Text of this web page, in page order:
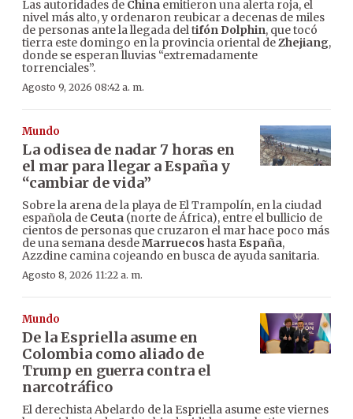
Las autoridades de China emitieron una alerta roja, el
nivel más alto, y ordenaron reubicar a decenas de miles
de personas ante la llegada del tifón Dolphin, que tocó
tierra este domingo en la provincia oriental deZhejiang,
donde se esperan lluvias “extremadamente
torrenciales”.
Agosto 9, 2026 08:42 a. m.
Mundo
La odisea de nadar 7 horas en
el mar para llegar a España y
“cambiar de vida”
Sobre la arena de la playa de El Trampolín, en la ciudad
española de Ceuta (norte de África), entre el bullicio de
cientos de personas que cruzaron el mar hace poco más
de una semana desdeMarruecos hasta España,
Azzdine camina cojeando en busca de ayuda sanitaria.
Agosto 8, 2026 11:22 a. m.
Mundo
De la Espriella asume en
Colombia como aliado de
Trump en guerra contra el
narcotráfico
El derechista Abelardo de la Espriella asume este viernes